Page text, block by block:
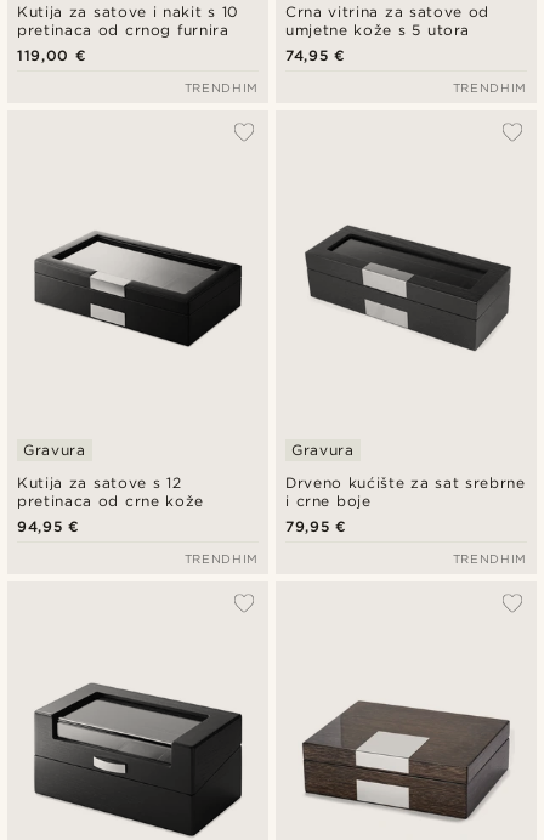
Kutija za satove i nakit s 10
pretinaca od crnog furnira
119,00 €
TRENDHIM
Crna vitrina za satove od
umjetne kože s 5 utora
74,95 €
TRENDHIM
Kutija za satove s 12
pretinaca od crne kože
Gravura
94,95 €
TRENDHIM
Drveno kućište za sat srebrne
i crne boje
Gravura
79,95 €
TRENDHIM